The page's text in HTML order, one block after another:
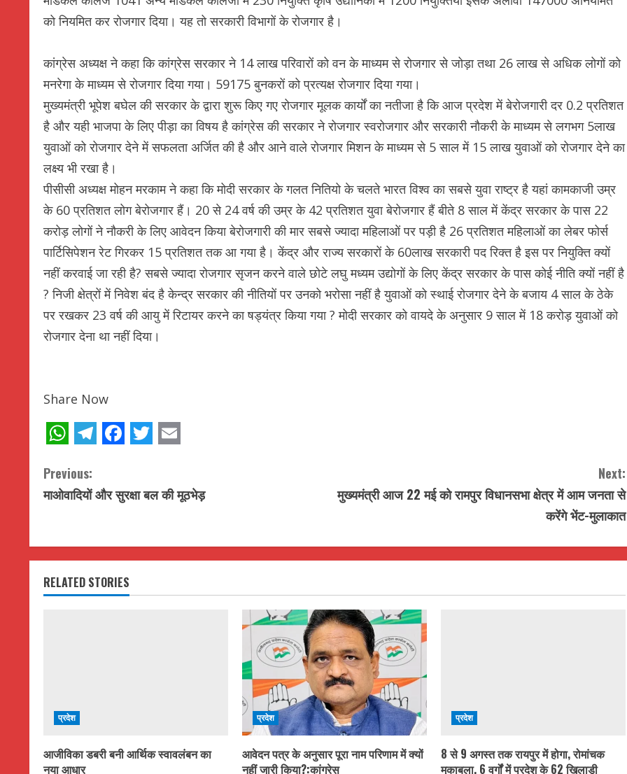
को नियमित कर रोजगार दिया। यह तो सरकारी विभागों के रोजगार है।
कांग्रेस अध्यक्ष ने कहा कि कांग्रेस सरकार ने 14 लाख परिवारों को वन के माध्यम से रोजगार से जोड़ा तथा 26 लाख से अधिक लोगों को
मनरेगा के माध्यम से रोजगार दिया गया। 59175 बुनकरों को प्रत्यक्ष रोजगार दिया गया।
मुख्यमंत्री भूपेश बघेल की सरकार के द्वारा शुरू किए गए रोजगार मूलक कार्यों का नतीजा है कि आज प्रदेश में बेरोजगारी दर 0.2 प्रतिशत
है और यही भाजपा के लिए पीड़ा का विषय है कांग्रेस की सरकार ने रोजगार स्वरोजगार और सरकारी नौकरी के माध्यम से लगभग 5लाख
युवाओं को रोजगार देने में सफलता अर्जित की है और आने वाले रोजगार मिशन के माध्यम से 5 साल में 15 लाख युवाओं को रोजगार देने का
लक्ष्य भी रखा है।
पीसीसी अध्यक्ष मोहन मरकाम ने कहा कि मोदी सरकार के गलत नितियो के चलते भारत विश्व का सबसे युवा राष्ट्र है यहां कामकाजी उम्र
के 60 प्रतिशत लोग बेरोजगार हैं। 20 से 24 वर्ष की उम्र के 42 प्रतिशत युवा बेरोजगार हैं बीते 8 साल में केंद्र सरकार के पास 22
करोड़ लोगों ने नौकरी के लिए आवेदन किया बेरोजगारी की मार सबसे ज्यादा महिलाओं पर पड़ी है 26 प्रतिशत महिलाओं का लेबर फोर्स
पार्टिसिपेशन रेट गिरकर 15 प्रतिशत तक आ गया है। केंद्र और राज्य सरकारों के 60लाख सरकारी पद रिक्त है इस पर नियुक्ति क्यों
नहीं करवाई जा रही है? सबसे ज्यादा रोजगार सृजन करने वाले छोटे लघु मध्यम उद्योगों के लिए केंद्र सरकार के पास कोई नीति क्यों नहीं है
? निजी क्षेत्रों में निवेश बंद है केन्द्र सरकार की नीतियों पर उनको भरोसा नहीं है युवाओं को स्थाई रोजगार देने के बजाय 4 साल के ठेके
पर रखकर 23 वर्ष की आयु में रिटायर करने का षड्यंत्र किया गया ? मोदी सरकार को वायदे के अनुसार 9 साल में 18 करोड़ युवाओं को
रोजगार देना था नहीं दिया।
Share Now
C
o
t
i
R
Previous:
माओवादियों और सुरक्षा बल की मूठभेड़
Next:
मुख्यमंत्री आज 22 मई को रामपुर विधानसभा क्षेत्र में आम जनता से
करेंगे भेंट-मुलाकात
RELATED STORIES
प्रदेश
आजीविका डबरी बनी आर्थिक स्वावलंबन का
नया आधार
प्रदेश
आवेदन पत्र के अनुसार पूरा नाम परिणाम में क्यों
नहीं जारी किया?:कांग्रेस
प्रदेश
8 से 9 अगस्त तक रायपुर में होगा, रोमांचक
मुकाबला, 6 वर्गों में प्रदेश के 62 खिलाड़ी